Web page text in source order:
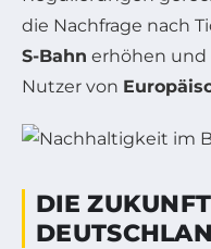
die Nachfrage nach
S-Bahn erhöhen
Nutzer von
DIE